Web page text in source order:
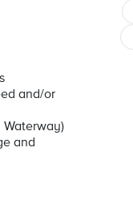
and/or
Waterway)
and